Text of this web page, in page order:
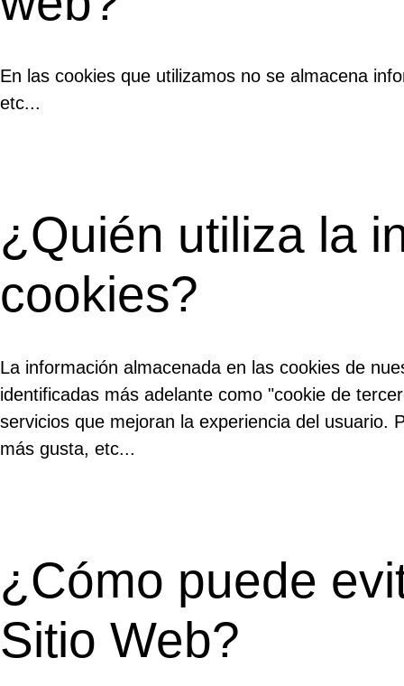
En las cookies que utilizamos no se almacena
etc...
¿Quién utiliza la
cookies?
La información almacenada en las cookies de
identificadas más adelante como "cookie de
servicios que mejoran la experiencia del usuario.
más gusta, etc...
¿Cómo puede
Sitio Web?